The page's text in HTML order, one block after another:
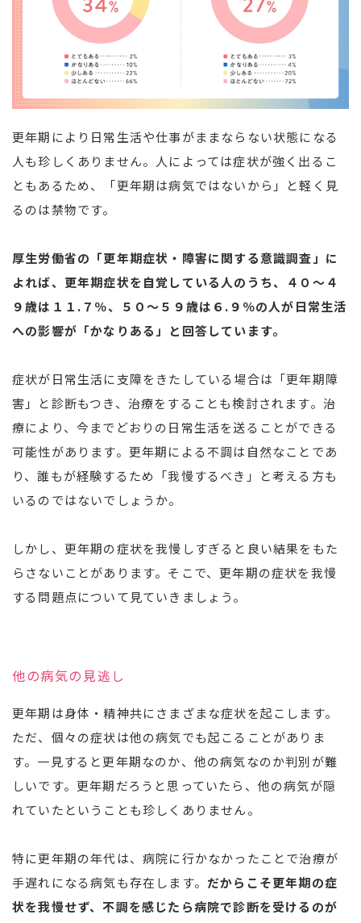
更年期により日常生活や仕事がままならない状態になる
人も珍しくありません。人によっては症状が強く出るこ
ともあるため、「更年期は病気ではないから」と軽く見
るのは禁物です。
厚生労働省の「更年期症状・障害に関する意識調査」に
よれば、更年期症状を自覚している人のうち、４０～４
９歳は１１.７％、５０～５９歳は６.９％の人が日常生活
への影響が「かなりある」と回答しています。
症状が日常生活に支障をきたしている場合は「更年期障
害」と診断もつき、治療をすることも検討されます。治
療により、今までどおりの日常生活を送ることができる
可能性があります。更年期による不調は自然なことであ
り、誰もが経験するため「我慢するべき」と考える方も
いるのではないでしょうか。
しかし、更年期の症状を我慢しすぎると良い結果をもた
らさないことがあります。そこで、更年期の症状を我慢
する問題点について見ていきましょう。
他の病気の見逃し
更年期は身体・精神共にさまざまな症状を起こします。
ただ、個々の症状は他の病気でも起こることがありま
す。一見すると更年期なのか、他の病気なのか判別が難
しいです。更年期だろうと思っていたら、他の病気が隠
れていたということも珍しくありません。
特に更年期の年代は、病院に行かなかったことで治療が
手遅れになる病気も存在します。 だからこそ更年期の症
状を我慢せず、不調を感じたら病院で診断を受けるのが